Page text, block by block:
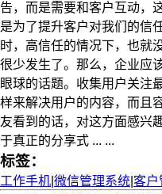
告，而是需要和客户互动，
是为了提升客户对我们的信
时，高信任的情况下，也就
很少发生了。那么，企业应
眼球的话题。收集用户关注
样来解决用户的内容，而且
友看到的话，对这方面感兴
于真正的分享式 ... ...
标签：
工作手机 微信管理系统 客户